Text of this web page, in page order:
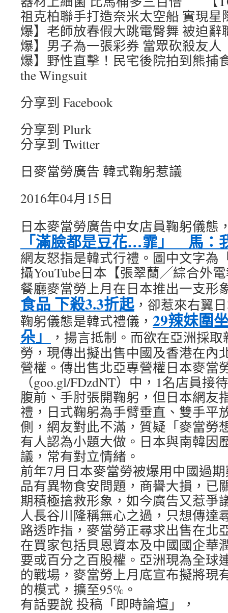
祖克柏聯手打造奈米太空船 實現
爆】老師放春假大跳電臀舞 被迫
爆】男子為一張彩券 當眾砍殺友
爆】野性直擊！民宅後院拍到熊
the Wingsuit
分享到 Facebook
分享到 Plurk
分享到 Twitter
日麥當勞廣告 韓式鞠躬惹議
2016年04月15日
日本麥當勞廣告中女店員鞠躬儀態
「滿臉都是豆花…霏」 馬：
網友怒指是韓式行禮。圖中文字為
攝YouTube日本【張翠蘭╱綜合外
餐廳麥當勞上月在日本推出一支形
食品 下殺3.3折起，卻惹來右翼
鞠躬儀態是韓式禮儀， 29辣妹圍
朵」
，揚言抵制。而欲在亞洲採
勞，現傳出擬出售中國及香港在內
營權。傳出售北亞專營權日本麥當
（goo.gl/FDzdNT）中，1名店員接
腹前、手肘張開鞠躬，但日本網友
禮，日式鞠躬為手臂垂直、雙手平
側，網友對此不滿，質疑「麥當勞
有人認為小題大做。日本與南韓因
議，常有對立情緒。
前年7月日本麥當勞被爆用中國過
品有異物食安問題，商譽大損，已
期積極搶救形象，如今廣告又惹爭
人長谷川隆稱無心之過，只想傳達
路透昨指，麥當勞正尋求出售在北
在買家包括貝恩資本及中國國企華
要或百分之百股權。亞洲現為全球
的戰場，麥當勞上月底宣布擬將現
的模式，擴至95%。
有話要說 投稿「即時論壇」，